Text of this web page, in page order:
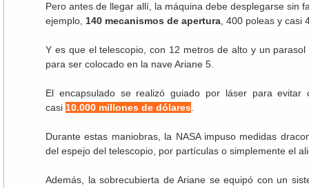
Pero antes de llegar allí, la máquina debe desplegarse sin
ejemplo, 140 mecanismos de apertura , 400 poleas y
Y es que el telescopio, con 12 metros de alto y un
para ser colocado en la nave Ariane 5.
El encapsulado se realizó guiado por láser para evitar
casi 10.000 millones de dólares
Durante estas maniobras, la NASA impuso medidas
del espejo del telescopio, por partículas o simplemente el
Además, la sobrecubierta de Ariane se equipó con un